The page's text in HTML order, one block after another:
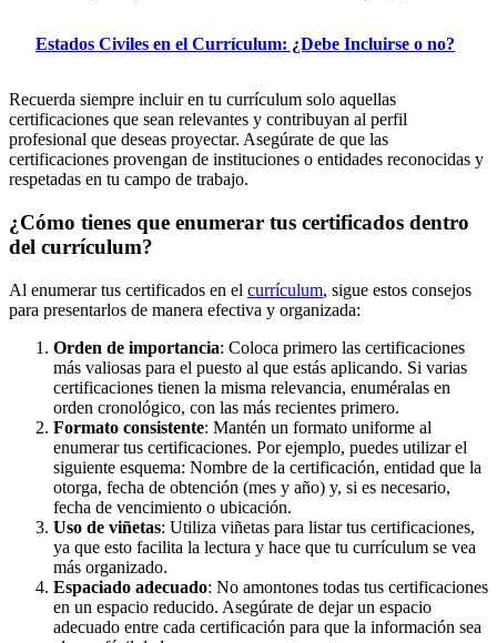
Estados Civiles en el Currículum: ¿Debe Incluirse o no?
Recuerda siempre incluir en tu currículum solo aquellas
certificaciones que sean relevantes y contribuyan al perfil
profesional que deseas proyectar. Asegúrate de que las
certificaciones provengan de instituciones o entidades reconocidas y
respetadas en tu campo de trabajo.
¿Cómo tienes que enumerar tus certificados dentro
del currículum?
Al enumerar tus certificados en el currículum, sigue estos consejos
para presentarlos de manera efectiva y organizada:
Orden de importancia: Coloca primero las certificaciones
más valiosas para el puesto al que estás aplicando. Si varias
certificaciones tienen la misma relevancia, enuméralas en
orden cronológico, con las más recientes primero.
Formato consistente: Mantén un formato uniforme al
enumerar tus certificaciones. Por ejemplo, puedes utilizar el
siguiente esquema: Nombre de la certificación, entidad que la
otorga, fecha de obtención (mes y año) y, si es necesario,
fecha de vencimiento o ubicación.
Uso de viñetas: Utiliza viñetas para listar tus certificaciones,
ya que esto facilita la lectura y hace que tu currículum se vea
más organizado.
Espaciado adecuado: No amontones todas tus certificaciones
en un espacio reducido. Asegúrate de dejar un espacio
adecuado entre cada certificación para que la información sea